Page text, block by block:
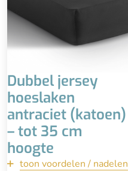
Dubbel jersey
hoeslaken
antraciet (katoen)
– tot 35 cm
hoogte
toon voordelen / nadelen
2 persoons - 160/180 x
2 persoons - 190/200 x
200/220
terug